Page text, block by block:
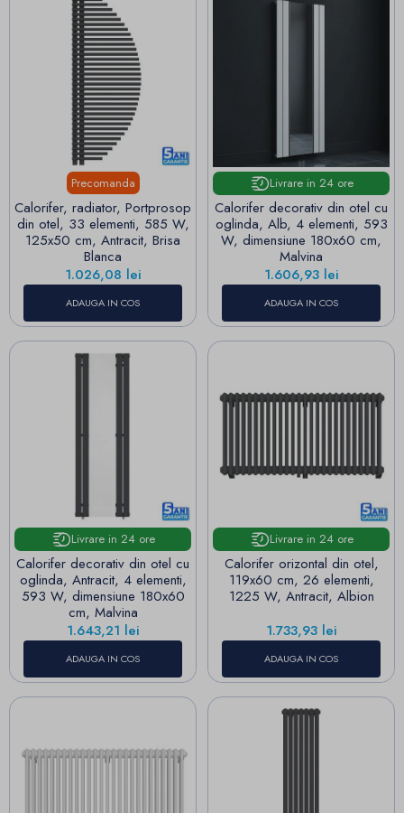
Precomanda
Calorifer, radiator, Portprosop
din otel, 33 elementi, 585 W,
125x50 cm, Antracit, Brisa
Blanca
Pret
1.026,08 lei
ADAUGA IN COS
Livrare in 24 ore
Calorifer decorativ din otel cu
oglinda, Alb, 4 elementi, 593
W, dimensiune 180x60 cm,
Malvina
Pret
1.606,93 lei
ADAUGA IN COS
Livrare in 24 ore
Calorifer decorativ din otel cu
oglinda, Antracit, 4 elementi,
593 W, dimensiune 180x60
cm, Malvina
Pret
1.643,21 lei
ADAUGA IN COS
Livrare in 24 ore
Calorifer orizontal din otel,
119x60 cm, 26 elementi,
1225 W, Antracit, Albion
Pret
1.733,93 lei
ADAUGA IN COS